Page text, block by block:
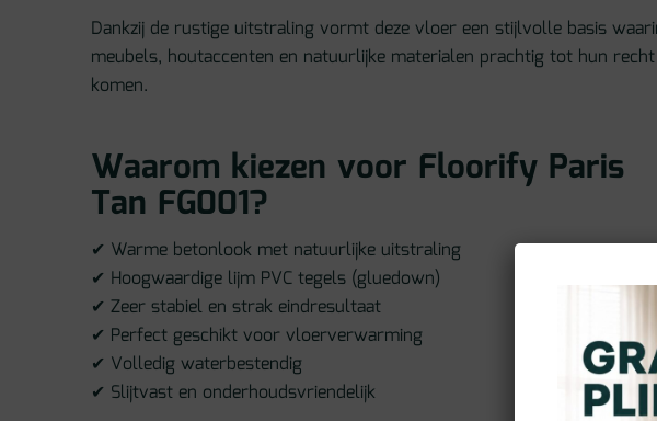
Dankzij de rustige uitstraling vormt deze vloer een stijlvolle basis
meubels, houtaccenten en natuurlijke materialen prachtig tot hun recht
komen.
Waarom kiezen voor Floorify Paris
Tan FG001?
✔ Warme betonlook met natuurlijke uitstraling
✔ Hoogwaardige lijm PVC tegels (gluedown)
✔ Zeer stabiel en strak eindresultaat
✔ Perfect geschikt voor vloerverwarming
✔ Volledig waterbestendig
✔ Slijtvast en onderhoudsvriendelijk